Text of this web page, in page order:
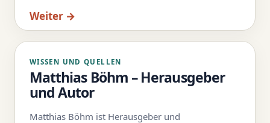
Weiter →
WISSEN UND QUELLEN
Matthias Böhm – Herausgeber
und Autor
Matthias Böhm ist Herausgeber und